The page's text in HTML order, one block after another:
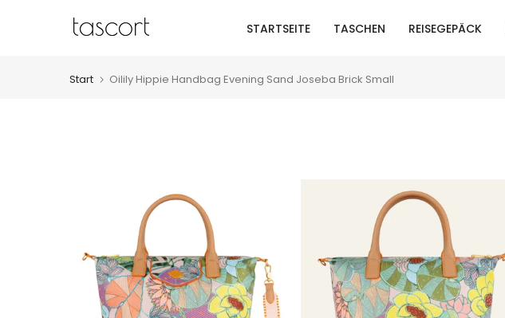
STARTSEITE TASCHEN REISEGEPÄCK
Start Oilily Hippie Handbag Evening Sand Joseba Brick Small